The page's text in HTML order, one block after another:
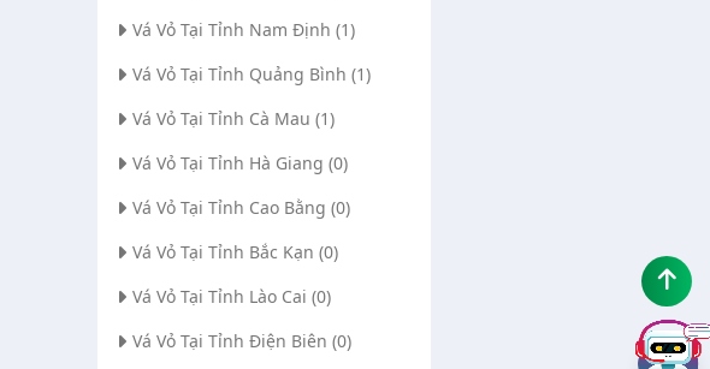
Vá Vỏ Tại Tỉnh Nam Định (1)
Vá Vỏ Tại Tỉnh Quảng Bình (1)
Vá Vỏ Tại Tỉnh Cà Mau (1)
Vá Vỏ Tại Tỉnh Hà Giang (0)
Vá Vỏ Tại Tỉnh Cao Bằng (0)
Vá Vỏ Tại Tỉnh Bắc Kạn (0)
Vá Vỏ Tại Tỉnh Lào Cai (0)
Vá Vỏ Tại Tỉnh Điện Biên (0)